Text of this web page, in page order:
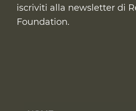
iscriviti alla newsletter di
Foundation.